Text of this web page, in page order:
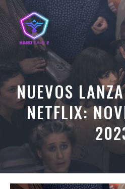
Saltar
al
contenido
NUEVOS
NETFLIX: